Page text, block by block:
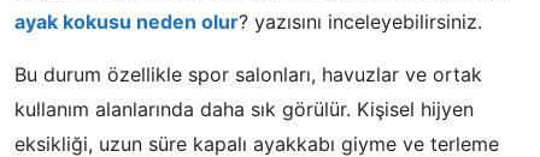
ayak kokusu neden olur? yazısını inceleyebilirsiniz.
Bu durum özellikle spor salonları, havuzlar ve ortak
kullanım alanlarında daha sık görülür. Kişisel hijyen
eksikliği, uzun süre kapalı ayakkabı giyme ve terleme